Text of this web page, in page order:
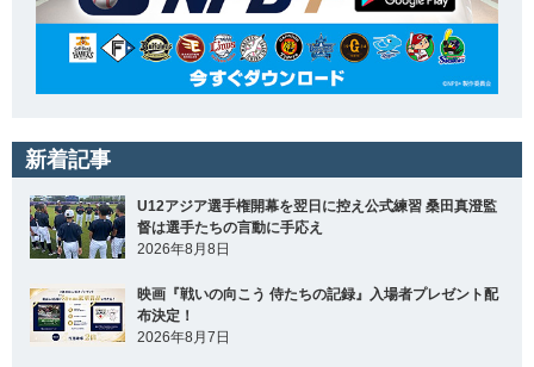
新着記事
U12アジア選手権開幕を翌日に控え公式練習 桑田真澄監
督は選手たちの言動に手応え
2026年8月8日
映画『戦いの向こう 侍たちの記録』入場者プレゼント配
布決定！
2026年8月7日